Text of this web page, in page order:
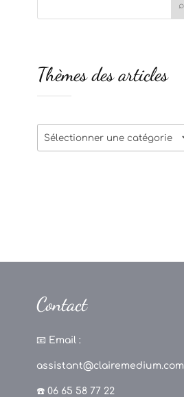
Thèmes des articles
Thèmes
des
Contact
📧 Email :
assistant@clairemedium.com
☎️ 06 65 58 77 22